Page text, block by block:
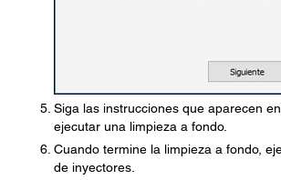
Siga las instrucciones que aparecen
ejecutar una limpieza a fondo.
Cuando termine la limpieza a fondo,
de inyectores.